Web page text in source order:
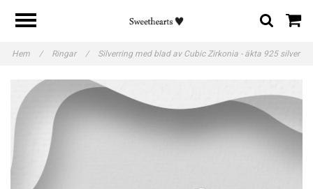
Hem / Ringar / Silverring med blad av Cubic Zirkonia - äkta 925 silver